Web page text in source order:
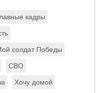
кадры
солдат Победы
СВО
Хочу домой